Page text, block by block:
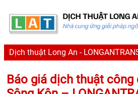
Dịch thuật Long An -
Báo giá dịch thuật công